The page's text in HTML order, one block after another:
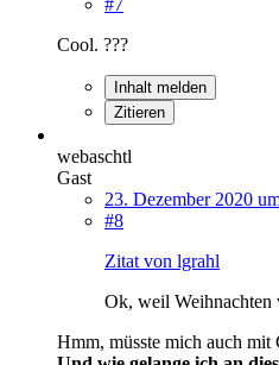
Cool. ???
Inhalt melden
Zitieren
webaschtl
Gast
23. Dezember 2020
#8
Zitat von lgrahl
Ok, weil Weihnachten
Hmm, müsste mich auch mit